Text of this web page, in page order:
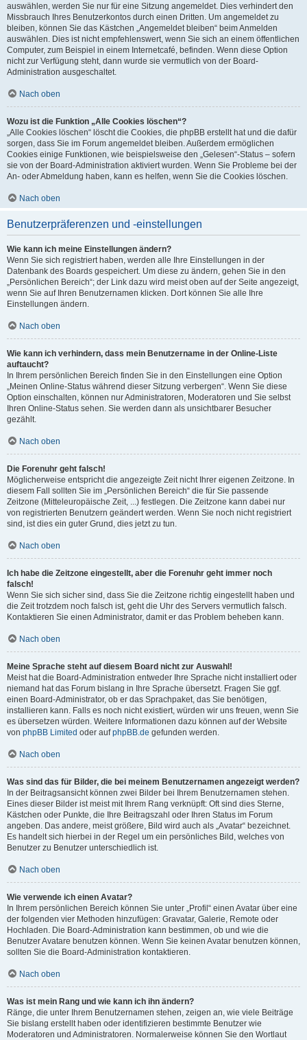
auswählen, werden Sie nur für eine Sitzung angemeldet. Dies verhindert den
Missbrauch Ihres Benutzerkontos durch einen Dritten. Um angemeldet zu
bleiben, können Sie das Kästchen „Angemeldet bleiben“ beim Anmelden
auswählen. Dies ist nicht empfehlenswert, wenn Sie sich an einem öffentlichen
Computer, zum Beispiel in einem Internetcafé, befinden. Wenn diese Option
nicht zur Verfügung steht, dann wurde sie vermutlich von der Board-
Administration ausgeschaltet.
Nach oben
Wozu ist die Funktion „Alle Cookies löschen“?
„Alle Cookies löschen“ löscht die Cookies, die phpBB erstellt hat und die dafür
sorgen, dass Sie im Forum angemeldet bleiben. Außerdem ermöglichen
Cookies einige Funktionen, wie beispielsweise den „Gelesen“-Status – sofern
sie von der Board-Administration aktiviert wurden. Wenn Sie Probleme bei der
An- oder Abmeldung haben, kann es helfen, wenn Sie die Cookies löschen.
Nach oben
Benutzerpräferenzen und -einstellungen
Wie kann ich meine Einstellungen ändern?
Wenn Sie sich registriert haben, werden alle Ihre Einstellungen in der
Datenbank des Boards gespeichert. Um diese zu ändern, gehen Sie in den
„Persönlichen Bereich“; der Link dazu wird meist oben auf der Seite angezeigt,
wenn Sie auf Ihren Benutzernamen klicken. Dort können Sie alle Ihre
Einstellungen ändern.
Nach oben
Wie kann ich verhindern, dass mein Benutzername in der Online-Liste
auftaucht?
In Ihrem persönlichen Bereich finden Sie in den Einstellungen eine Option
„Meinen Online-Status während dieser Sitzung verbergen“. Wenn Sie diese
Option einschalten, können nur Administratoren, Moderatoren und Sie selbst
Ihren Online-Status sehen. Sie werden dann als unsichtbarer Besucher
gezählt.
Nach oben
Die Forenuhr geht falsch!
Möglicherweise entspricht die angezeigte Zeit nicht Ihrer eigenen Zeitzone. In
diesem Fall sollten Sie im „Persönlichen Bereich“ die für Sie passende
Zeitzone (Mitteleuropäische Zeit, ...) festlegen. Die Zeitzone kann dabei nur
von registrierten Benutzern geändert werden. Wenn Sie noch nicht registriert
sind, ist dies ein guter Grund, dies jetzt zu tun.
Nach oben
Ich habe die Zeitzone eingestellt, aber die Forenuhr geht immer noch
falsch!
Wenn Sie sich sicher sind, dass Sie die Zeitzone richtig eingestellt haben und
die Zeit trotzdem noch falsch ist, geht die Uhr des Servers vermutlich falsch.
Kontaktieren Sie einen Administrator, damit er das Problem beheben kann.
Nach oben
Meine Sprache steht auf diesem Board nicht zur Auswahl!
Meist hat die Board-Administration entweder Ihre Sprache nicht installiert oder
niemand hat das Forum bislang in Ihre Sprache übersetzt. Fragen Sie ggf.
einen Board-Administrator, ob er das Sprachpaket, das Sie benötigen,
installieren kann. Falls es noch nicht existiert, würden wir uns freuen, wenn Sie
es übersetzen würden. Weitere Informationen dazu können auf der Website
von phpBB Limited oder aufphpBB.de gefunden werden.
Nach oben
Was sind das für Bilder, die bei meinem Benutzernamen angezeigt werden?
In der Beitragsansicht können zwei Bilder bei Ihrem Benutzernamen stehen.
Eines dieser Bilder ist meist mit Ihrem Rang verknüpft: Oft sind dies Sterne,
Kästchen oder Punkte, die Ihre Beitragszahl oder Ihren Status im Forum
angeben. Das andere, meist größere, Bild wird auch als „Avatar“ bezeichnet.
Es handelt sich hierbei in der Regel um ein persönliches Bild, welches von
Benutzer zu Benutzer unterschiedlich ist.
Nach oben
Wie verwende ich einen Avatar?
In Ihrem persönlichen Bereich können Sie unter „Profil“ einen Avatar über eine
der folgenden vier Methoden hinzufügen: Gravatar, Galerie, Remote oder
Hochladen. Die Board-Administration kann bestimmen, ob und wie die
Benutzer Avatare benutzen können. Wenn Sie keinen Avatar benutzen können,
sollten Sie die Board-Administration kontaktieren.
Nach oben
Was ist mein Rang und wie kann ich ihn ändern?
Ränge, die unter Ihrem Benutzernamen stehen, zeigen an, wie viele Beiträge
Sie bislang erstellt haben oder identifizieren bestimmte Benutzer wie
Moderatoren und Administratoren. Normalerweise können Sie den Wortlaut